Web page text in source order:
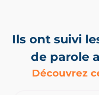
Ils ont suivi
de parole
Découvrez